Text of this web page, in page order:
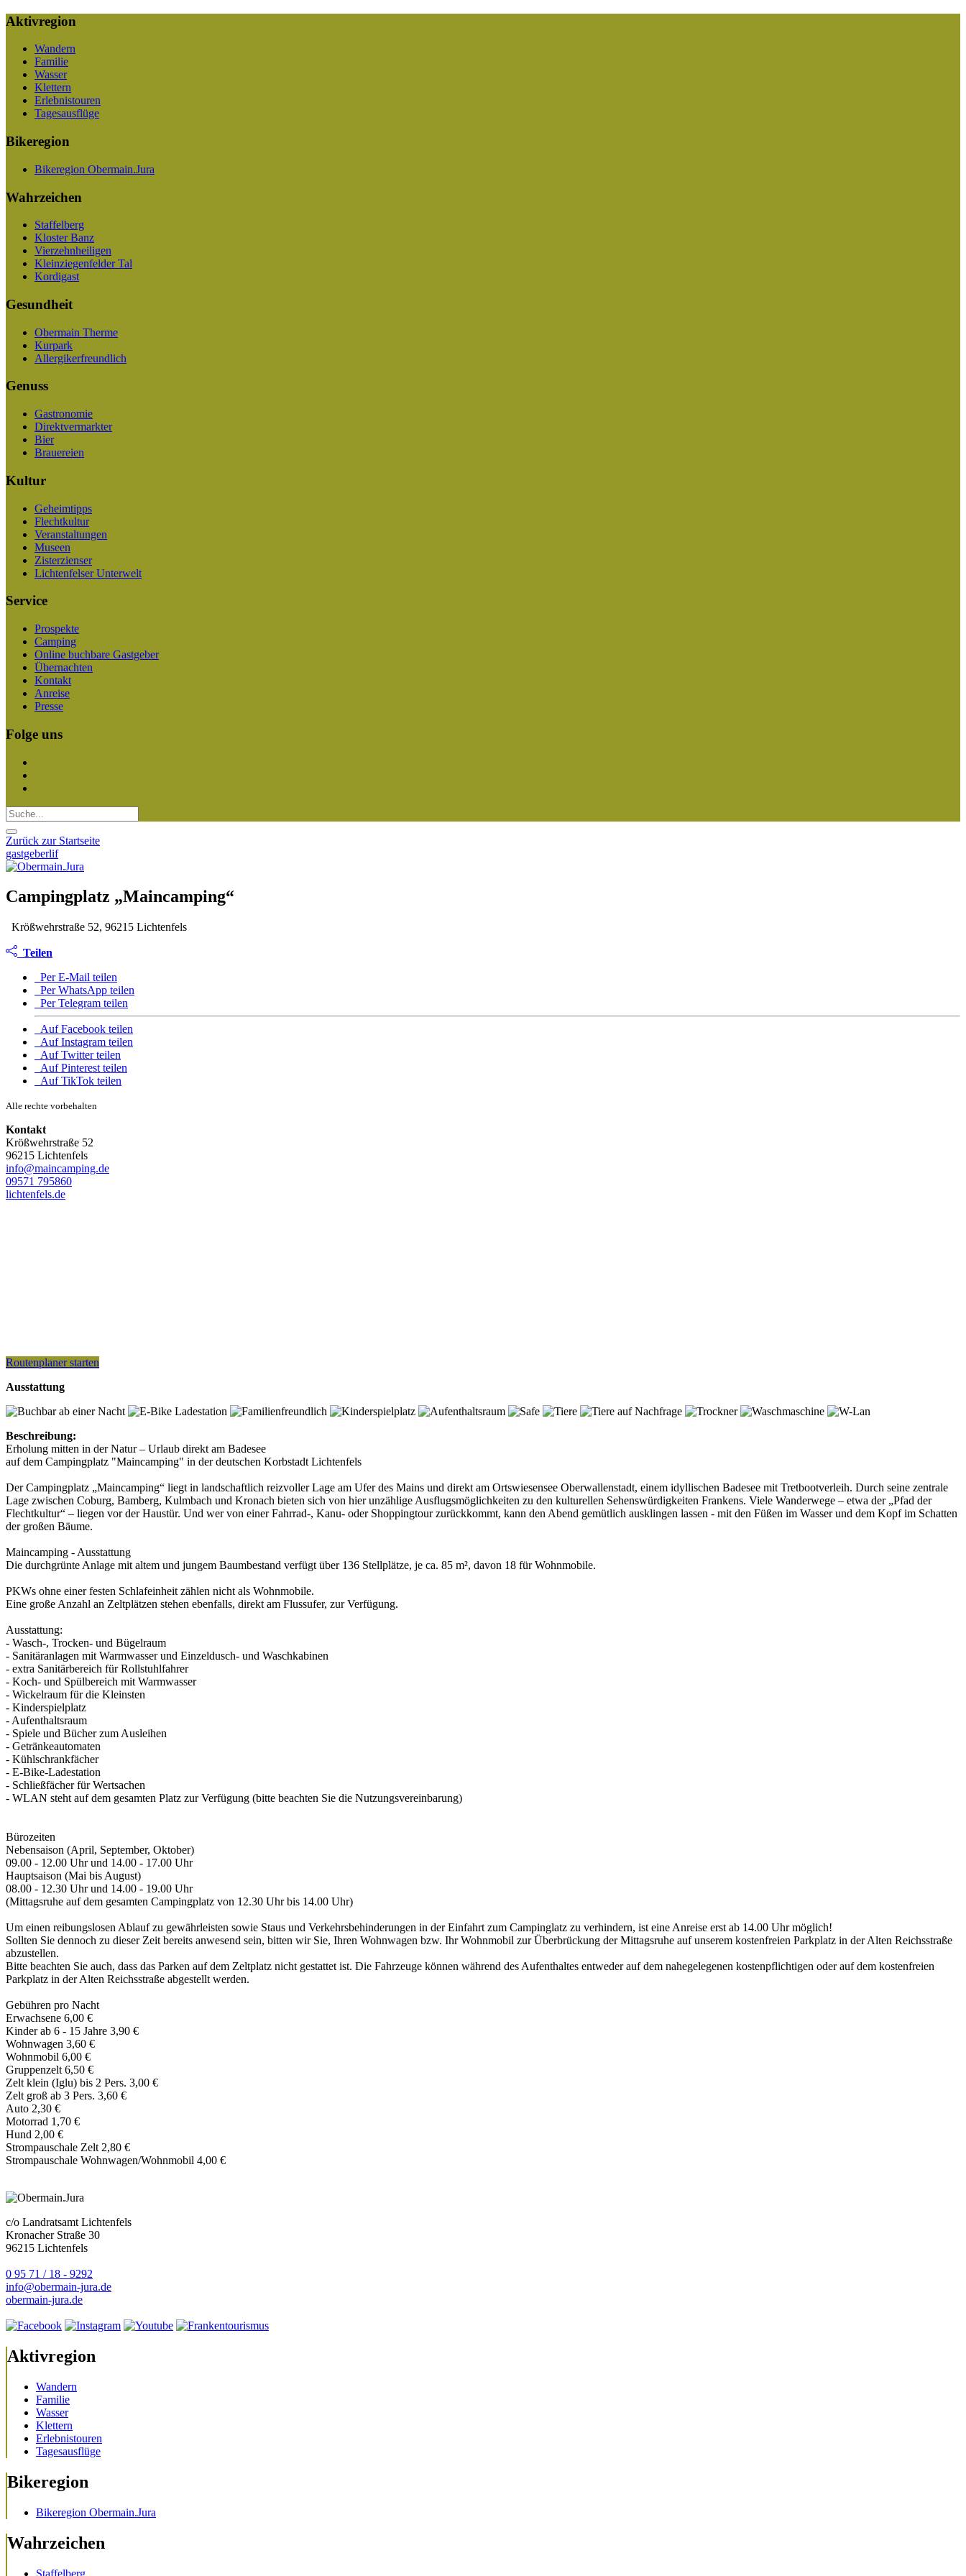
Aktivregion
Wandern
Familie
Wasser
Klettern
Erlebnistouren
Tagesausflüge
Bikeregion
Bikeregion Obermain.Jura
Wahrzeichen
Staffelberg
Kloster Banz
Vierzehnheiligen
Kleinziegenfelder Tal
Kordigast
Gesundheit
Obermain Therme
Kurpark
Allergikerfreundlich
Genuss
Gastronomie
Direktvermarkter
Bier
Brauereien
Kultur
Geheimtipps
Flechtkultur
Veranstaltungen
Museen
Zisterzienser
Lichtenfelser Unterwelt
Service
Prospekte
Camping
Online buchbare Gastgeber
Übernachten
Kontakt
Anreise
Presse
Folge uns
Zurück zur Startseite
gastgeberlif
Campingplatz „Maincamping“
Krößwehrstraße 52, 96215 Lichtenfels
Teilen
Per E-Mail teilen
Per WhatsApp teilen
Per Telegram teilen
Auf Facebook teilen
Auf Instagram teilen
Auf Twitter teilen
Auf Pinterest teilen
Auf TikTok teilen
Alle rechte vorbehalten
Kontakt
Krößwehrstraße 52
96215 Lichtenfels
info@maincamping.de
09571 795860
lichtenfels.de
Routenplaner starten
Ausstattung
Beschreibung:
Erholung mitten in der Natur – Urlaub direkt am Badesee
auf dem Campingplatz "Maincamping" in der deutschen Korbstadt Lichtenfels
Der Campingplatz „Maincamping“ liegt in landschaftlich reizvoller Lage am Ufer des Mains und direkt am Ortswiesensee Oberwallenstadt, einem idyllischen Badesee mit Tretbootverleih. Durch seine zentrale
Lage zwischen Coburg, Bamberg, Kulmbach und Kronach bieten sich von hier unzählige Ausflugsmöglichkeiten zu den kulturellen Sehenswürdigkeiten Frankens. Viele Wanderwege – etwa der „Pfad der
Flechtkultur“ – liegen vor der Haustür. Und wer von einer Fahrrad-, Kanu- oder Shoppingtour zurückkommt, kann den Abend gemütlich ausklingen lassen - mit den Füßen im Wasser und dem Kopf im Schatten
der großen Bäume.
Maincamping - Ausstattung
Die durchgrünte Anlage mit altem und jungem Baumbestand verfügt über 136 Stellplätze, je ca. 85 m², davon 18 für Wohnmobile.
PKWs ohne einer festen Schlafeinheit zählen nicht als Wohnmobile.
Eine große Anzahl an Zeltplätzen stehen ebenfalls, direkt am Flussufer, zur Verfügung.
Ausstattung:
- Wasch-, Trocken- und Bügelraum
- Sanitäranlagen mit Warmwasser und Einzeldusch- und Waschkabinen
- extra Sanitärbereich für Rollstuhlfahrer
- Koch- und Spülbereich mit Warmwasser
- Wickelraum für die Kleinsten
- Kinderspielplatz
- Aufenthaltsraum
- Spiele und Bücher zum Ausleihen
- Getränkeautomaten
- Kühlschrankfächer
- E-Bike-Ladestation
- Schließfächer für Wertsachen
- WLAN steht auf dem gesamten Platz zur Verfügung (bitte beachten Sie die Nutzungsvereinbarung)
Bürozeiten
Nebensaison (April, September, Oktober)
09.00 - 12.00 Uhr und 14.00 - 17.00 Uhr
Hauptsaison (Mai bis August)
08.00 - 12.30 Uhr und 14.00 - 19.00 Uhr
(Mittagsruhe auf dem gesamten Campingplatz von 12.30 Uhr bis 14.00 Uhr)
Um einen reibungslosen Ablauf zu gewährleisten sowie Staus und Verkehrsbehinderungen in der Einfahrt zum Campinglatz zu verhindern, ist eine Anreise erst ab 14.00 Uhr möglich!
Sollten Sie dennoch zu dieser Zeit bereits anwesend sein, bitten wir Sie, Ihren Wohnwagen bzw. Ihr Wohnmobil zur Überbrückung der Mittagsruhe auf unserem kostenfreien Parkplatz in der Alten Reichsstraße
abzustellen.
Bitte beachten Sie auch, dass das Parken auf dem Zeltplatz nicht gestattet ist. Die Fahrzeuge können während des Aufenthaltes entweder auf dem nahegelegenen kostenpflichtigen oder auf dem kostenfreien
Parkplatz in der Alten Reichsstraße abgestellt werden.
Gebühren pro Nacht
Erwachsene 6,00 €
Kinder ab 6 - 15 Jahre 3,90 €
Wohnwagen 3,60 €
Wohnmobil 6,00 €
Gruppenzelt 6,50 €
Zelt klein (Iglu) bis 2 Pers. 3,00 €
Zelt groß ab 3 Pers. 3,60 €
Auto 2,30 €
Motorrad 1,70 €
Hund 2,00 €
Strompauschale Zelt 2,80 €
Strompauschale Wohnwagen/Wohnmobil 4,00 €
c/o Landratsamt Lichtenfels
Kronacher Straße 30
96215 Lichtenfels
0 95 71 / 18 - 9292
info@obermain-jura.de
obermain-jura.de
Aktivregion
Wandern
Familie
Wasser
Klettern
Erlebnistouren
Tagesausflüge
Bikeregion
Bikeregion Obermain.Jura
Wahrzeichen
Staffelberg